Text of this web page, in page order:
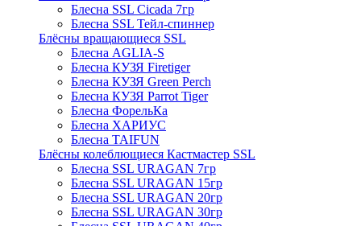
Блесна SSL Cicada 7гр
Блесна SSL Тейл-спиннер
Блёсны вращающиеся SSL
Блесна AGLIA-S
Блесна КУЗЯ Firetiger
Блесна КУЗЯ Green Perch
Блесна КУЗЯ Parrot Tiger
Блесна ФорельКа
Блесна ХАРИУС
Блесна TAIFUN
Блёсны колеблющиеся Кастмастер SSL
Блесна SSL URAGAN 7гр
Блесна SSL URAGAN 15гр
Блесна SSL URAGAN 20гр
Блесна SSL URAGAN 30гр